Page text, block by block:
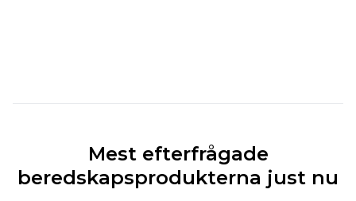
Mest efterfrågade
beredskapsprodukterna just nu